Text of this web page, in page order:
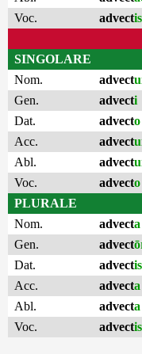
Voc.
advectis
SINGOLARE
Nom.
advect
Gen.
advecti
Dat.
advecto
Acc.
advect
Abl.
advect
Voc.
advecto
PLURALE
Nom.
advecta
Gen.
advect
Dat.
advectis
Acc.
advecta
Abl.
advecta
Voc.
advectis